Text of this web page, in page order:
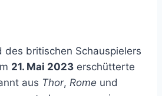
des britischen Schauspielers
21. Mai 2023 erschütterte
aus Thor, Rome und